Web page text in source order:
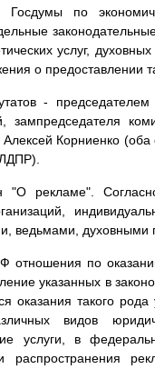
по
услуг,
о предоставлении
-
Корниенко (оба
"О рекламе".
ведьмами, духовными
по
указанных в
такого рода
видов
услуги, в